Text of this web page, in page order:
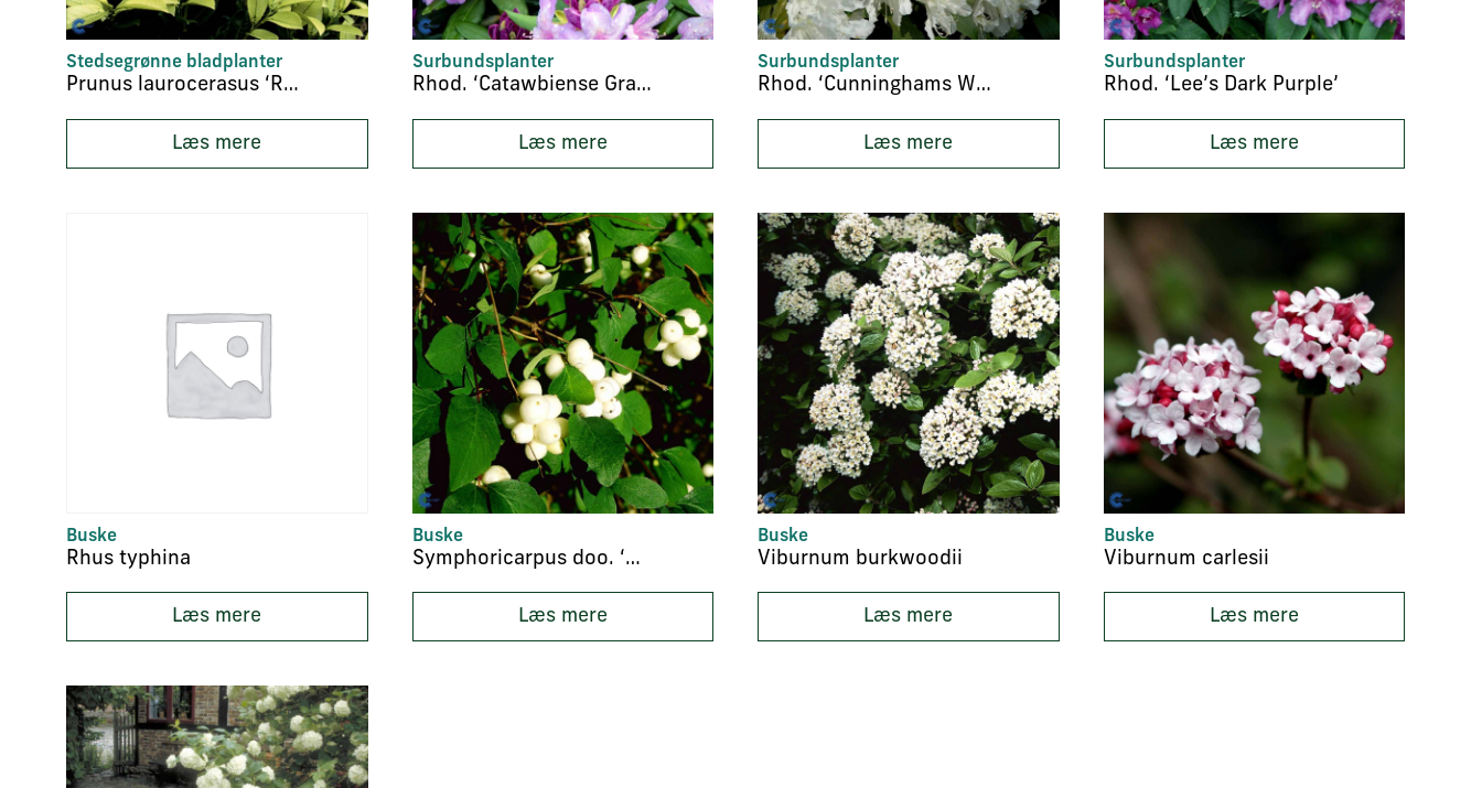
Stedsegrønne bladplanter
Prunus laurocerasus ‘Rotundifolia’
Læs mere
Surbundsplanter
Rhod. ‘Catawbiense Grandiflorum’
Læs mere
Surbundsplanter
Rhod. ‘Cunninghams White’
Læs mere
Surbundsplanter
Rhod. ‘Lee’s Dark Purple’
Læs mere
Buske
Rhus typhina
Læs mere
Buske
Symphoricarpus doo. ‘White Hedge’
Læs mere
Buske
Viburnum burkwoodii
Læs mere
Buske
Viburnum carlesii
Læs mere